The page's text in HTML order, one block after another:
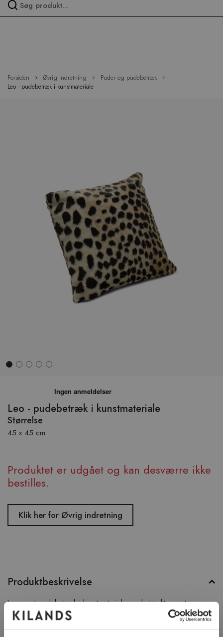
Forsiden Øvrig indretning
Puder og pudebetræk
Leo - pudebetræk i kunstmateriale
Leo - pudebetræk i kunstmateriale
Størrelse
45 x 45 cm
Produktet er udgået og kan desværre ikke
bestilles.
Klik her for Øvrig indretning
begyndelsen
af
billedgalleriet
Produktbeskrivelse
Leo er et pudebetræk i kunstmateriale med et trykt mønster, som
skal ligne en leopards hud. En lækker indretningsdetalje til dit